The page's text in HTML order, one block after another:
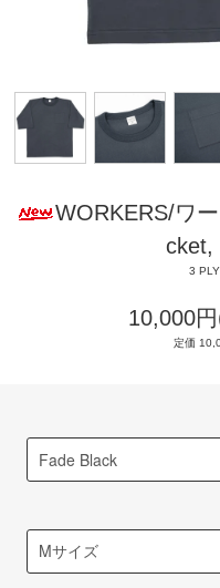
WORKERS/ワ
cket,
3
10,000
定価